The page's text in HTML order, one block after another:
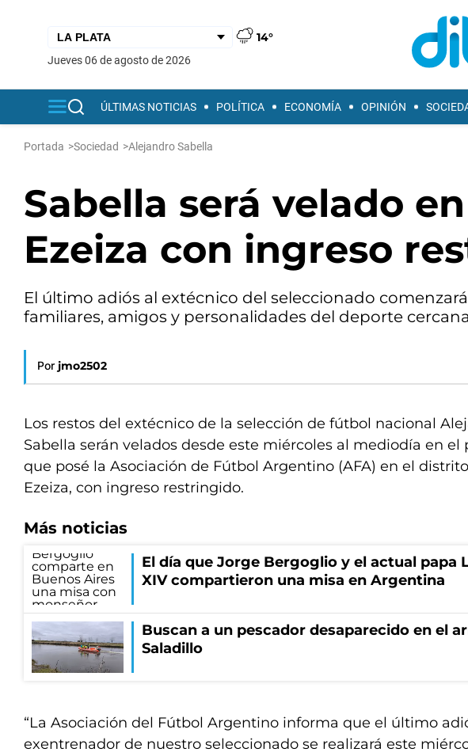
14°
jueves 06 de agosto de 2026
ÚLTIMAS NOTICIAS POLÍTICA ECONOMÍA OPINIÓN
Portada >Sociedad >Alejandro Sabella
Sabella será velado
Ezeiza con ingreso
El último adiós al extécnico del seleccionado
familiares, amigos y personalidades del deporte
Por jmo2502
Los restos del extécnico de la selección de fútbol nacional
Sabella serán velados desde este miércoles al mediodía en el
que posé la Asociación de Fútbol Argentino (AFA) en el
Ezeiza, con ingreso restringido.
Más noticias
El día que Jorge Bergoglio y el actual papa
XIV compartieron una misa en Argentina
Buscan a un pescador desaparecido en el
Saladillo
“La Asociación del Fútbol Argentino informa que el último
exentrenador de nuestro seleccionado se realizará este